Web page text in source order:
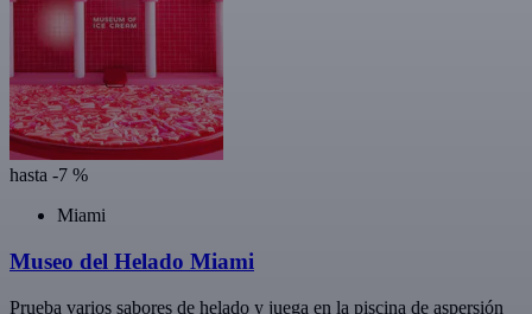
hasta -7 %
Miami
Museo del Helado Miami
Prueba varios sabores de helado y juega en la piscina de aspersión